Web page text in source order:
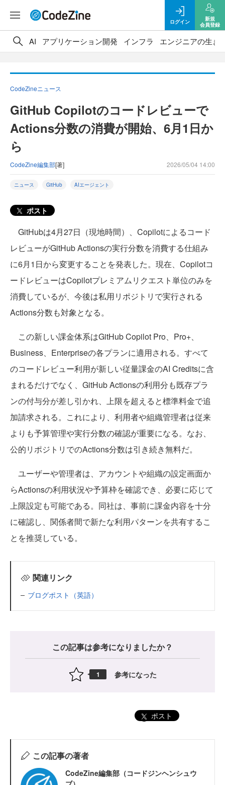
ログイン
新規
会員登録
AI アプリケーション開発 インフラ エンジニアの生き
CodeZineニュース
GitHub Copilotのコードレビューで
Actions分数の消費が開始、6月1日か
ら
CodeZine編集部[著] 2026/05/04 14:00
ニュース GitHub AIエージェント
ポスト
GitHubは4月27日（現地時間）、Copilotによるコード
レビューがGitHub Actionsの実行分数を消費する仕組み
に6月1日から変更することを発表した。現在、Copilotコ
ードレビューはCopilotプレミアムリクエスト単位のみを
消費しているが、今後は私用リポジトリで実行される
Actions分数も対象となる。
この新しい課金体系はGitHub Copilot Pro、Pro+、
Business、Enterpriseの各プランに適用される。すべて
のコードレビュー利用が新しい従量課金のAI Creditsに含
まれるだけでなく、GitHub Actionsの利用分も既存プラ
ンの付与分が差し引かれ、上限を超えると標準料金で追
加請求される。これにより、利用者や組織管理者は従来
よりも予算管理や実行分数の確認が重要になる。なお、
公的リポジトリでのActions分数は引き続き無料だ。
ユーザーや管理者は、アカウントや組織の設定画面か
らActionsの利用状況や予算枠を確認でき、必要に応じて
上限設定も可能である。同社は、事前に課金内容を十分
に確認し、関係者間で新たな利用パターンを共有するこ
とを推奨している。
関連リンク
ブログポスト（英語）
この記事は参考になりましたか？
1 参考になった
ポスト
この記事の著者
CodeZine編集部（コードジンヘンシュウ